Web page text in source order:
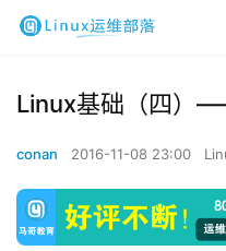
Linux基础（四）
conan 2016-11-08 23:00